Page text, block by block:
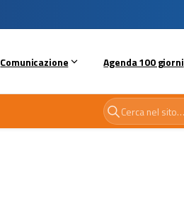
Comunicazione Agenda 100 giorni